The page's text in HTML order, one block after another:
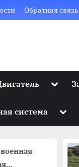
Обратная связь
Toggle
система